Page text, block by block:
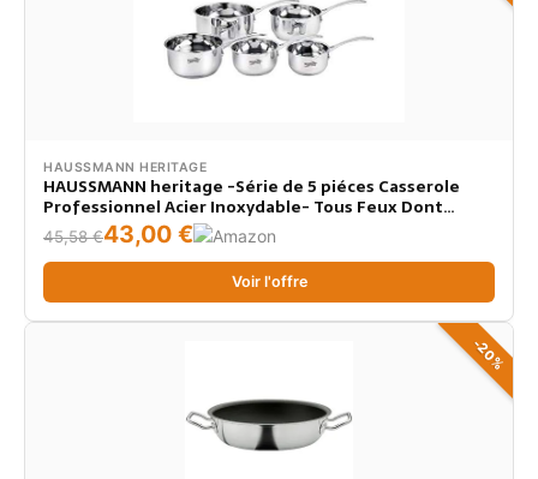
HAUSSMANN HERITAGE
HAUSSMANN heritage -Série de 5 piéces Casserole
Professionnel Acier Inoxydable- Tous Feux Dont
Induction
45,58 €43,00 €
Voir l'offre
-20%